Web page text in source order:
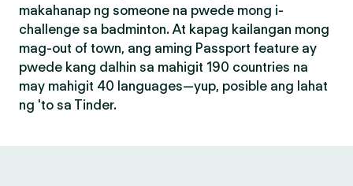
makahanap ng someone na pwede mong i-
challenge sa badminton. At kapag kailangan mong
mag-out of town, ang aming Passport feature ay
pwede kang dalhin sa mahigit 190 countries na
may mahigit 40 languages—yup, posible ang lahat
ng 'to sa Tinder.